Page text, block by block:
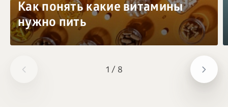
1 / 8
Как понять какие витамины
нужно пить